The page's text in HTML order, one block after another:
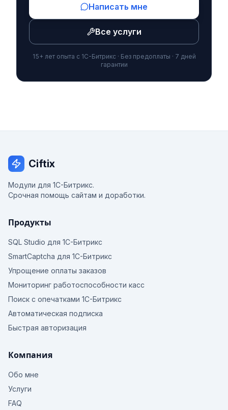
Написать мне
Все услуги
15+ лет опыта с 1С-Битрикс · Без предоплаты · 7 дней
гарантии
Ciftix
Модули для 1С-Битрикс.
Срочная помощь сайтам и доработки.
Продукты
SQL Studio для 1С-Битрикс
SmartCaptcha для 1С-Битрикс
Упрощение оплаты заказов
Мониторинг работоспособности касс
Поиск с опечатками 1С-Битрикс
Автоматическая подписка
Быстрая авторизация
Компания
Обо мне
Услуги
FAQ